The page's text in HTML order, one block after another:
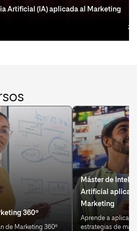
Artificial (IA) aplicada al Marketing
3
360º
de Marketing 360º
Máster de
Artificial
Marketing
Aprende a aplicar
estrategias de